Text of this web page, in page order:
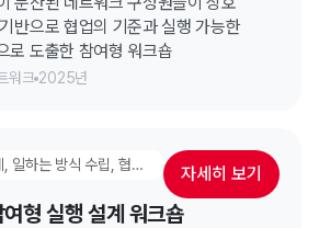
반으로 협업의 기준과 실행 가능한
로 도출한 참여형 워크숍
워크 2025년
업무 프로세스 재설계, 일하는 방식 수립, 협업 & 시너지 강화, 고성과 팀 만들기, 실행 고도화 워크숍 자세히 보기
형 실행 설계 워크숍